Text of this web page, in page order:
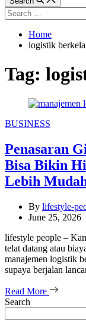
Search
for:
Home
logistik
Tag:
Categories
BUSINESS
Penasaran
Bisa Bikin
Lebih
By lifestyle-
June 25, 2026
lifestyle people –
telat datang atau
manajemen logistik
supaya berjalan
Read More
Search